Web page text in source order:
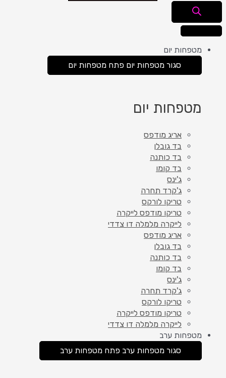
מטפחות יום
סגור מטפחות יום פתח מטפחות יום
מטפחות יום
אריג מודפס
בד גובלן
בד כותנה
בד קומו
ג'ינס
ג'קרד תחרה
טריקו לורקס
טריקו מודפס לייקרה
לייקרה מלמלה דו צדדי
אריג מודפס
בד גובלן
בד כותנה
בד קומו
ג'ינס
ג'קרד תחרה
טריקו לורקס
טריקו מודפס לייקרה
לייקרה מלמלה דו צדדי
מטפחות ערב
סגור מטפחות ערב פתח מטפחות ערב